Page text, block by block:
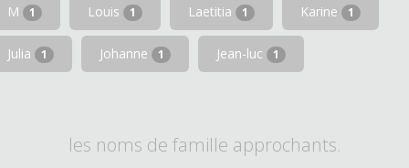
M 1 Louis 1 Laetitia 1 Karine 1
Julia 1 Johanne 1 Jean-luc 1
les noms de famille approchants.